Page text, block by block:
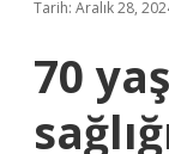
Tarih: Aralık 28,
70